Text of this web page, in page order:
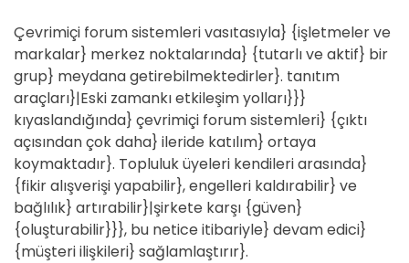
Çevrimiçi forum sistemleri vasıtasıyla} {işletmeler ve
markalar} merkez noktalarında} {tutarlı ve aktif} bir
grup} meydana getirebilmektedirler}. tanıtım
araçları}|Eski zamankı etkileşim yolları}}}
kıyaslandığında} çevrimiçi forum sistemleri} {çıktı
açısından çok daha} ileride katılım} ortaya
koymaktadır}. Topluluk üyeleri kendileri arasında}
{fikir alışverişi yapabilir}, engelleri kaldırabilir} ve
bağlılık} artırabilir}|şirkete karşı {güven}
{oluşturabilir}}}, bu netice itibariyle} devam edici}
{müşteri ilişkileri} sağlamlaştırır}.